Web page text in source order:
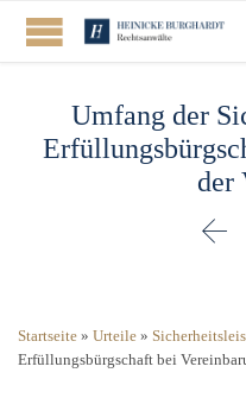
Umfang der
der

Startseite » Urteile »
Erfüllungsbürgschaft bei